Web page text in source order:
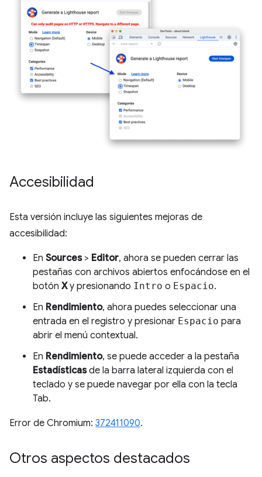
Accesibilidad
Esta versión incluye las siguientes mejoras de
accesibilidad:
En Sources> Editor, ahora se pueden cerrar las
pestañas con archivos abiertos enfocándose en el
botón Xy presionando Intro o Espacio.
En Rendimiento, ahora puedes seleccionar una
entrada en el registro y presionar Espacio para
abrir el menú contextual.
En Rendimiento, se puede acceder a la pestaña
Estadísticasde la barra lateral izquierda con el
teclado y se puede navegar por ella con la tecla
Tab.
Error de Chromium: 372411090.
Otros aspectos destacados